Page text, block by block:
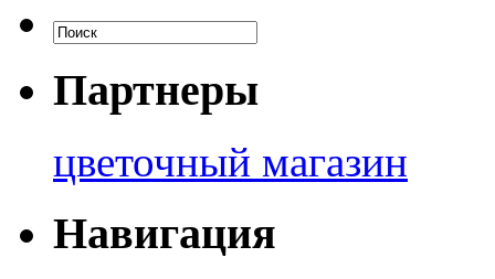
Партнеры
цветочный магазин
Навигация